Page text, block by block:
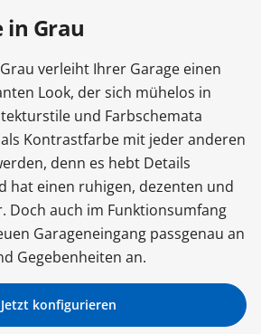
in Grau
verleiht Ihrer Garage einen
Look, der sich mühelos in
und Farbschemata
Kontrastfarbe mit jeder anderen
denn es hebt Details
hat einen ruhigen, dezenten und
Doch auch im Funktionsumfang
Garageneingang passgenau an
Gegebenheiten an.
Jetzt konfigurieren